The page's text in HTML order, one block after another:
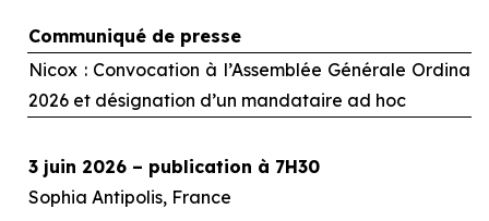
Communiqué de presse
Nicox : Convocation à l’Assemblée Générale
2026 et désignation d’un mandataire ad hoc
3 juin 2026 – publication à 7H30
Sophia Antipolis, France